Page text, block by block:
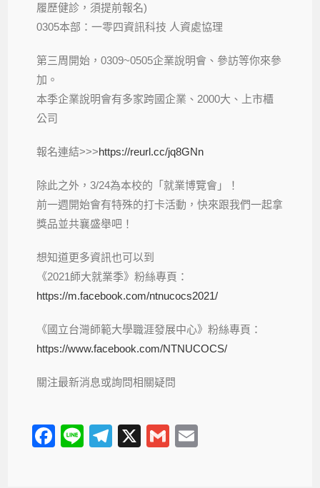
履歷健診，須提前報名)
0305本部：一零四資訊科技 人資處協理
第三周開始，0309~0505企業說明會、參訪等你來參
加。
本季企業說明會有多家跨國企業、2000大、上市櫃
公司
報名連結>>>https://reurl.cc/jq8GNn
除此之外，3/24為本校的「就業博覽會」！
前一週開始會有特殊的打卡活動，快來跟我們一起拿
獎品並共襄盛舉吧！
想知道更多資訊也可以到
《2021師大就業季》粉絲專頁：
https://m.facebook.com/ntnucocs2021/
《國立台灣師範大學職涯發展中心》粉絲專頁：
https://www.facebook.com/NTNUCOCS/
關注最新消息或詢問相關疑問
F
Li
T
X
G